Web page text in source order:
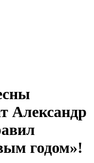
Александр
годом»!